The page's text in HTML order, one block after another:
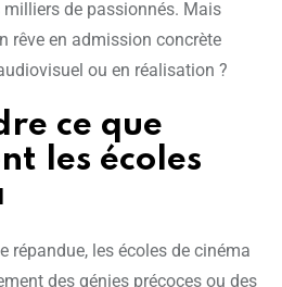
de passionnés. Mais
rêve en admission concrète
ou en réalisation ?
ce que
les écoles
répandue, les écoles de cinéma
des génies précoces ou des